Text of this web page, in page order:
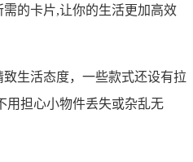
的卡片,让你的生活更加高效
生活态度，一些款式还设有拉
用担心小物件丢失或杂乱无